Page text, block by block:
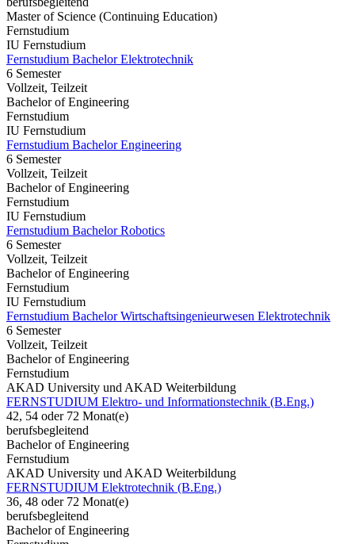
Master of Science (Continuing Education)
Fernstudium
IU Fernstudium
Fernstudium Bachelor Elektrotechnik
6 Semester
Vollzeit, Teilzeit
Bachelor of Engineering
Fernstudium
IU Fernstudium
Fernstudium Bachelor Engineering
6 Semester
Vollzeit, Teilzeit
Bachelor of Engineering
Fernstudium
IU Fernstudium
Fernstudium Bachelor Robotics
6 Semester
Vollzeit, Teilzeit
Bachelor of Engineering
Fernstudium
IU Fernstudium
Fernstudium Bachelor Wirtschaftsingenieurwesen Elektrotechnik
6 Semester
Vollzeit, Teilzeit
Bachelor of Engineering
Fernstudium
AKAD University und AKAD Weiterbildung
FERNSTUDIUM Elektro- und Informationstechnik (B.Eng.)
42, 54 oder 72 Monat(e)
berufsbegleitend
Bachelor of Engineering
Fernstudium
AKAD University und AKAD Weiterbildung
FERNSTUDIUM Elektrotechnik (B.Eng.)
36, 48 oder 72 Monat(e)
berufsbegleitend
Bachelor of Engineering